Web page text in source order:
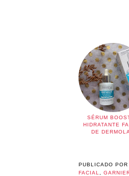
SÉRUM
HIDRATANTE
DE
PUBLICADO POR
FACIAL